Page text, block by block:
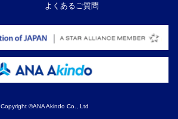
よくあるご質問
Copyright ©ANA Akindo Co., Ltd